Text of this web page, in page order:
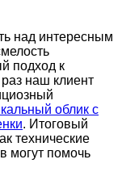
над интересным
подход к
наш клиент
облик с
. Итоговый
технические
могут помочь